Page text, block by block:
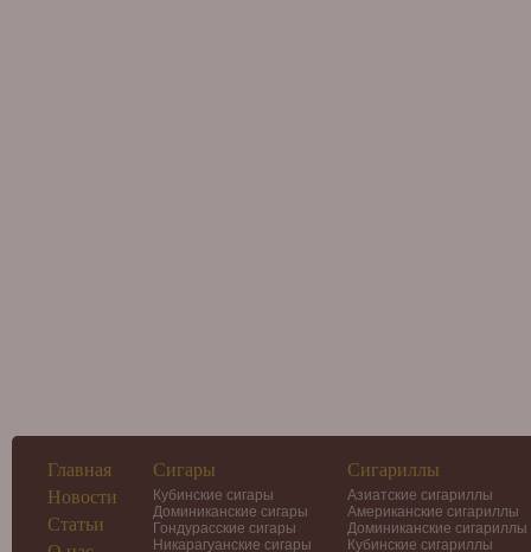
Главная
Новости
Статьи
Сигары
Кубинские сигары
Доминиканские сигары
Гондурасские сигары
Никарагуанские сигары
Сигариллы
Азиатские сигариллы
Американские сигариллы
Доминиканские сигариллы
Кубинские сигариллы